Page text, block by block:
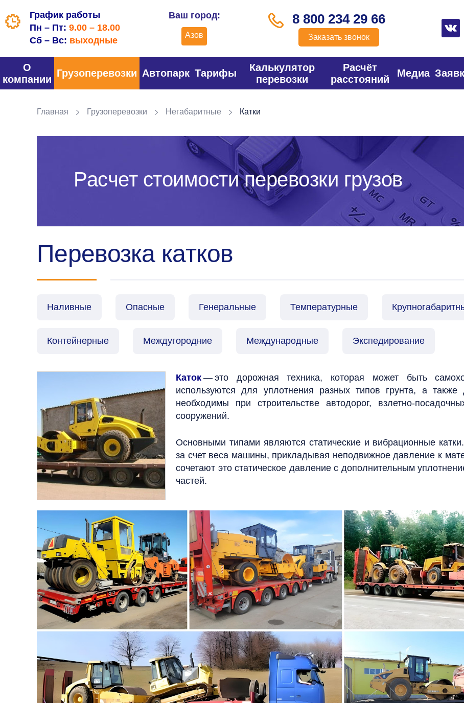
График работы
Пн – Пт: 9.00 – 18.00
Сб – Вс: выходные
Ваш город:
Азов
8 800 234 29 66
Заказать звонок
О
компании
Грузоперевозки Автопарк Тарифы
Калькулятор
перевозки
Расчёт
расстояний
Медиа
Главная Грузоперевозки Негабаритные Катки
Расчет стоимости перевозки грузов
Перевозка катков
Наливные Опасные Генеральные Температурные
Контейнерные Междугородние Международные Экспедирование
Каток — это дорожная техника, которая может быть
используются для уплотнения разных типов грунта, а
необходимы при строительстве автодорог, взлетно-
сооружений.
Основными типами являются статические и вибрационные
за счет веса машины, прикладывая неподвижное давление к
сочетают это статическое давление с дополнительным
частей.